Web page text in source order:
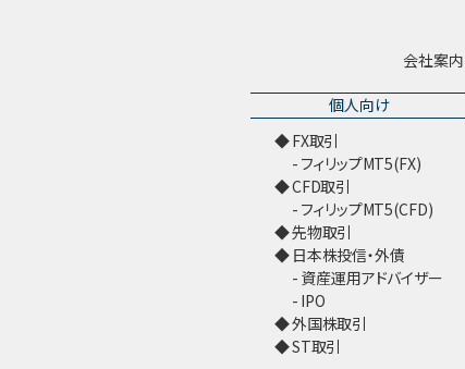
会社案内
個人向け
FX取引
フィリップMT5(FX)
CFD取引
フィリップMT5(CFD)
先物取引
日本株投信・外債
資産運用アドバイザー
IPO
外国株取引
ST取引